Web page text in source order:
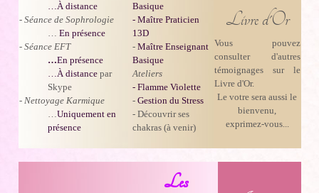
…À distance
- Séance de Sophrologie
… En présence
- Séance EFT
…En présence
…À distancepar
Skype
- Nettoyage Karmique
…Uniquement en
présence
Basique
- Maître Praticien
13D
- Maître Enseignant
Basique
Ateliers
- Flamme Violette
- Gestion du Stress
- Découvrir ses
chakras (à venir)
Livre d'Or
Vous pouvez
consulter d'autres
témoignages sur le
Livre d'Or.
Le votre sera aussi le
bienvenu,
exprimez-vous...
Les